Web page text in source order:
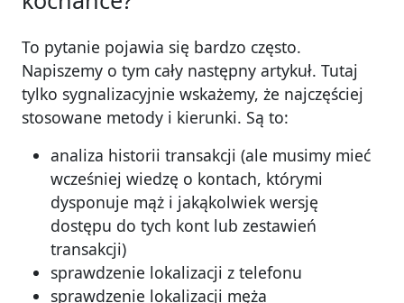
To pytanie pojawia się bardzo często.
Napiszemy o tym cały następny artykuł. Tutaj
tylko sygnalizacyjnie wskażemy, że najczęściej
stosowane metody i kierunki. Są to:
analiza historii transakcji (ale musimy mieć
wcześniej wiedzę o kontach, którymi
dysponuje mąż i jakąkolwiek wersję
dostępu do tych kont lub zestawień
transakcji)
sprawdzenie lokalizacji z telefonu
sprawdzenie lokalizacji męża